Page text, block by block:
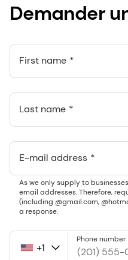
Demander
First name
Last name
E-mail address
As we only supply to
email addresses. Therefore,
(including @gmail.com,
a response.
United
+1
Phone number